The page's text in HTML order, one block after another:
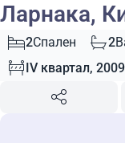
Ларнака,
2Спален 2
IV квартал, 2009